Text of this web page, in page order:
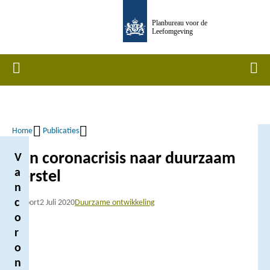
inhoud
Planbureau voor de
Leefomgeving
Home
Home Publicaties
Van coronacrisis naar duurzaam
herstel
Rapport2 Juli 2020Duurzame ontwikkeling
V
a
n
c
o
r
o
n